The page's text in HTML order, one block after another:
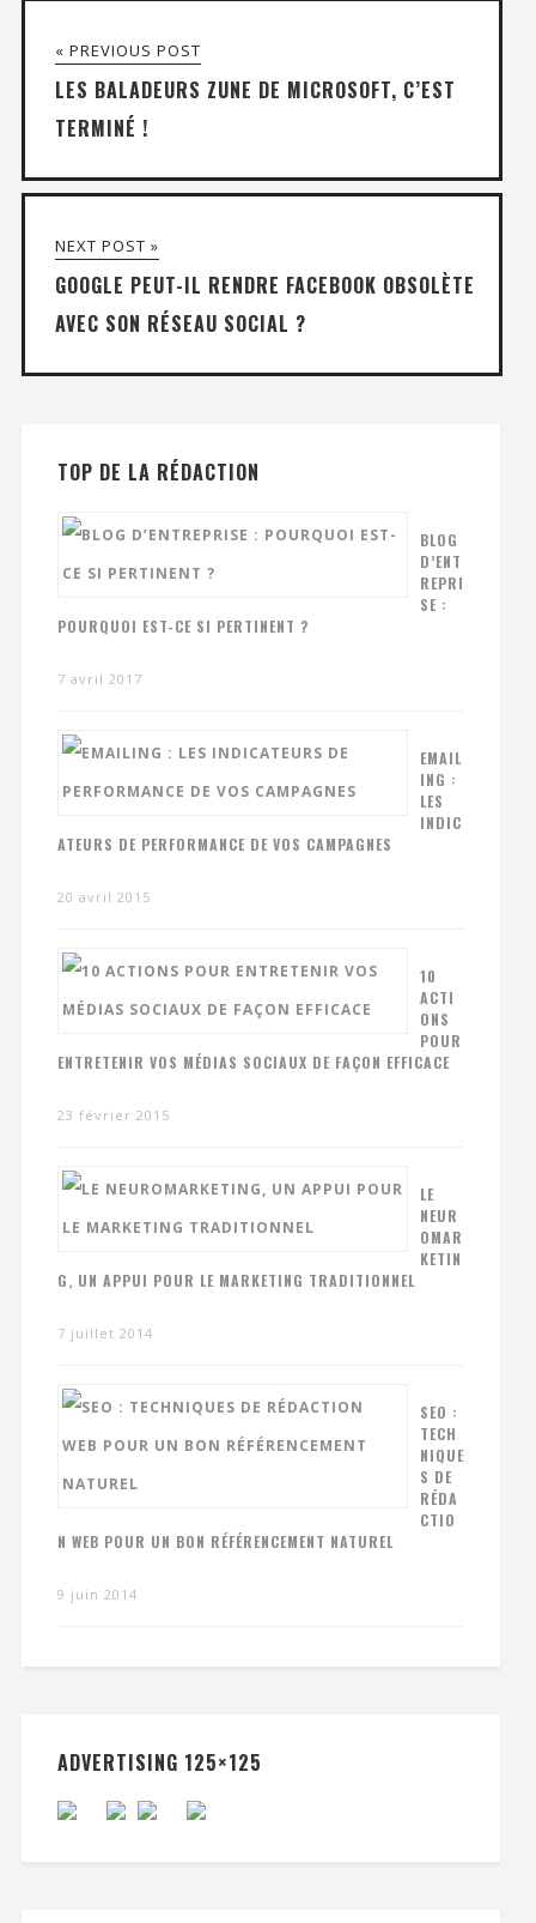
« PREVIOUS POST
LES BALADEURS ZUNE DE MICROSOFT, C’EST
TERMINÉ !
NEXT POST »
GOOGLE PEUT-IL RENDRE FACEBOOK OBSOLÈTE
AVEC SON RÉSEAU SOCIAL ?
TOP DE LA RÉDACTION
BLOG
D’ENT
REPRI
SE :
POURQUOI EST-CE SI PERTINENT ?
7 avril 2017
EMAIL
ING :
LES
INDIC
ATEURS DE PERFORMANCE DE VOS CAMPAGNES
20 avril 2015
10
ACTI
ONS
POUR
ENTRETENIR VOS MÉDIAS SOCIAUX DE FAÇON EFFICACE
23 février 2015
LE
NEUR
OMAR
KETIN
G, UN APPUI POUR LE MARKETING TRADITIONNEL
7 juillet 2014
SEO :
TECH
NIQUE
S DE
RÉDA
CTIO
N WEB POUR UN BON RÉFÉRENCEMENT NATUREL
9 juin 2014
ADVERTISING 125×125